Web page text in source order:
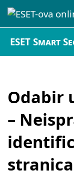
ESET Smart
Odabir
–
stranica